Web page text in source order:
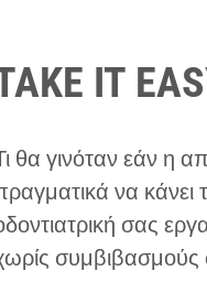
IT
θα γινόταν εάν η
να κάνει
σας